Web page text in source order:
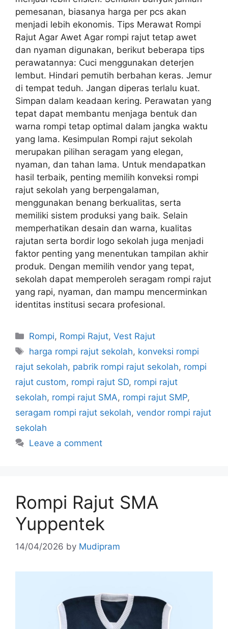
pemesanan, biasanya harga per pcs akan
menjadi lebih ekonomis. Tips Merawat Rompi
Rajut Agar Awet Agar rompi rajut tetap awet
dan nyaman digunakan, berikut beberapa tips
perawatannya: Cuci menggunakan deterjen
lembut. Hindari pemutih berbahan keras. Jemur
di tempat teduh. Jangan diperas terlalu kuat.
Simpan dalam keadaan kering. Perawatan yang
tepat dapat membantu menjaga bentuk dan
warna rompi tetap optimal dalam jangka waktu
yang lama. Kesimpulan Rompi rajut sekolah
merupakan pilihan seragam yang elegan,
nyaman, dan tahan lama. Untuk mendapatkan
hasil terbaik, penting memilih konveksi rompi
rajut sekolah yang berpengalaman,
menggunakan benang berkualitas, serta
memiliki sistem produksi yang baik. Selain
memperhatikan desain dan warna, kualitas
rajutan serta bordir logo sekolah juga menjadi
faktor penting yang menentukan tampilan akhir
produk. Dengan memilih vendor yang tepat,
sekolah dapat memperoleh seragam rompi rajut
yang rapi, nyaman, dan mampu mencerminkan
identitas institusi secara profesional.
Rompi, Rompi Rajut,Vest Rajut
harga rompi rajut sekolah, konveksi rompi
rajut sekolah, pabrik rompi rajut sekolah, rompi
rajut custom, rompi rajut SD, rompi rajut
sekolah, rompi rajut SMA, rompi rajut SMP,
seragam rompi rajut sekolah, vendor rompi rajut
sekolah
Leave a comment
Rompi Rajut SMA
Yuppentek
14/04/2026 by Mudipram